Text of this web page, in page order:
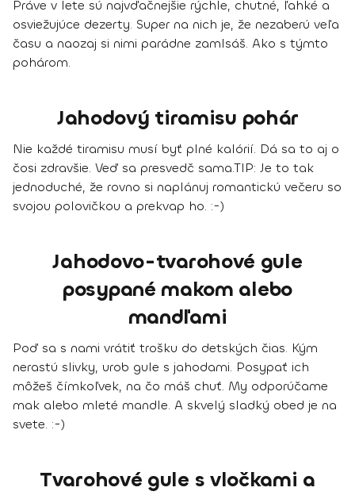
Práve v lete sú najvďačnejšie rýchle, chutné, ľahké a
osviežujúce dezerty. Super na nich je, že nezaberú veľa
času a naozaj si nimi parádne zamlsáš. Ako s týmto
pohárom.
Jahodový tiramisu pohár
Nie každé tiramisu musí byť plné kalórií. Dá sa to aj o
čosi zdravšie. Veď sa presvedč sama.TIP: Je to tak
jednoduché, že rovno si naplánuj romantickú večeru so
svojou polovičkou a prekvap ho. :-)
Jahodovo-tvarohové gule
posypané makom alebo
mandľami
Poď sa s nami vrátiť trošku do detských čias. Kým
nerastú slivky, urob gule s jahodami. Posypať ich
môžeš čímkoľvek, na čo máš chuť. My odporúčame
mak alebo mleté mandle. A skvelý sladký obed je na
svete. :-)
Tvarohové gule s vločkami a